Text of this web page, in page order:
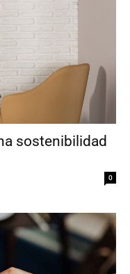
sostenibilidad
0